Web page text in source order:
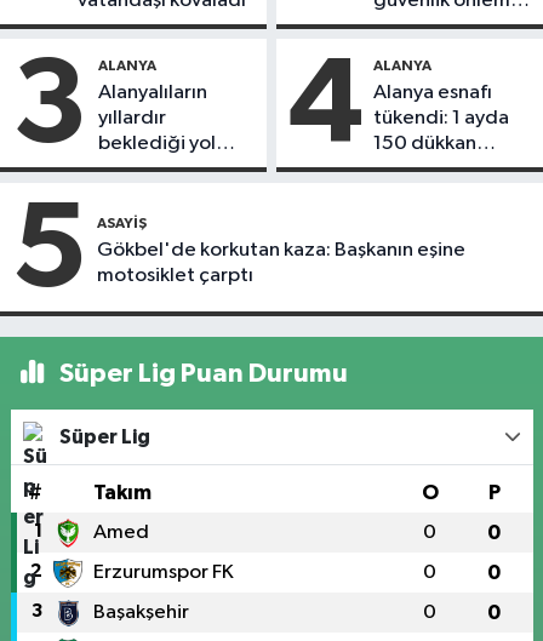
alındı
3 ALANYA
Alanyalıların
yıllardır
beklediği yol
askıdan döndü
4 ALANYA
Alanya esnafı
tükendi: 1 ayda
150 dükkan
kapandı
5 ASAYIŞ
Gökbel'de korkutan kaza: Başkanın eşine
motosiklet çarptı
Süper Lig Puan Durumu
Süper Lig
# Takım O P
1 Amed 0 0
2 Erzurumspor FK 0 0
3 Başakşehir 0 0